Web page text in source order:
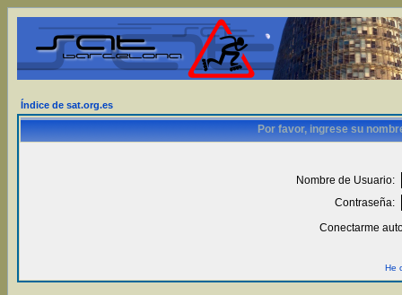
Índice de sat.org.es
Por favor, ingrese su
Nombre de Usuario:
Contraseña:
Conectarme
He